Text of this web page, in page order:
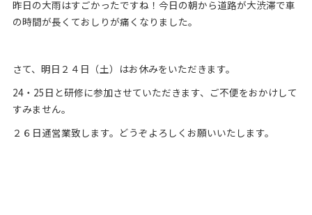
昨日の大雨はすごかったですね！今日の朝から道路が大渋滞で車
の時間が長くておしりが痛くなりました。
さて、明日２４日（土）はお休みをいただきます。
24・25日と研修に参加させていただきます、ご不便をおかけして
すみません。
２６日通営業致します。どうぞよろしくお願いいたします。